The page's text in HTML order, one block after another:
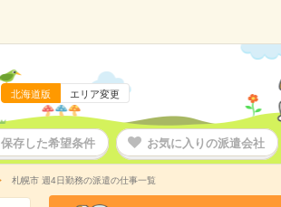
北海道版 エリア変更
保存した希望条件 お気に入りの派遣会社
札幌市 週4日勤務の派遣の仕事一覧